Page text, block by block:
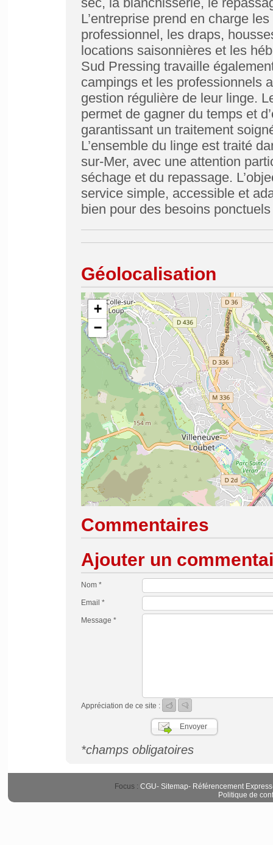
L’entreprise prend en charge
professionnel, les draps,
locations saisonnières et les
Sud Pressing travaille
campings et les professionnels
gestion régulière de leur linge.
permet de gagner du temps et
garantissant un traitement
L’ensemble du linge est traité
sur-Mer, avec une attention
séchage et du repassage.
service simple, accessible et
bien pour des besoins
Géolocalisation
+
−
Commentaires
Ajouter un
Nom *
Email *
Message *
Appréciation de ce site :
*champs obligatoires
Focus : CGU- Sitemap- Référencement Express
Politique de